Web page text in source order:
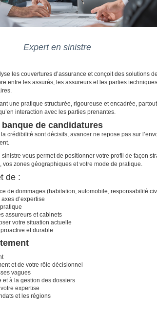
Expert en sinistre
les couvertures d’assurance et conçoit des solutions
entre les assurés, les assureurs et les parties
une pratique structurée, rigoureuse et encadrée,
interaction avec les parties prenantes.
de candidatures
crédibilité sont décisifs, avancer ne repose pas sur
vous permet de positionner votre profil de façon
zones géographiques et votre mode de pratique.
de :
de dommages (habitation, automobile, responsabilité
d’expertise
assureurs et cabinets
votre situation actuelle
et durable
et de votre rôle décisionnel
vagues
et à la gestion des dossiers
expertise
et les régions